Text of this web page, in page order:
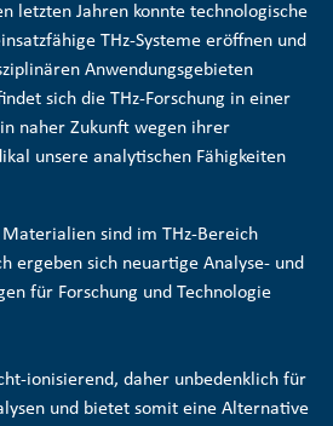
letzten Jahren konnte technologische
THz-Systeme eröffnen und
Anwendungsgebieten
sich die THz-Forschung in einer
naher Zukunft wegen ihrer
unsere analytischen Fähigkeiten
sind im THz-Bereich
ergeben sich neuartige Analyse- und
für Forschung und Technologie
ionisierend, daher unbedenklich für
und bietet somit eine Alternative